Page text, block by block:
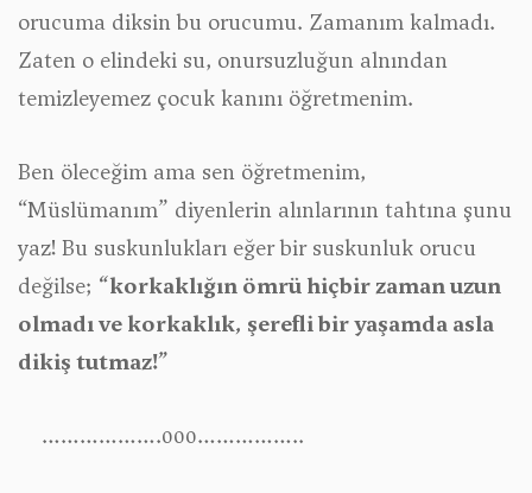
orucuma diksin bu orucumu. Zamanım kalmadı.
Zaten o elindeki su, onursuzluğun alnından
temizleyemez çocuk kanını öğretmenim.
Ben öleceğim ama sen öğretmenim,
“Müslümanım” diyenlerin alınlarının tahtına şunu
yaz! Bu suskunlukları eğer bir suskunluk orucu
değilse; “korkaklığın ömrü hiçbir zaman uzun
olmadı ve korkaklık, şerefli bir yaşamda asla
dikiş tutmaz!”
……………….000……………..